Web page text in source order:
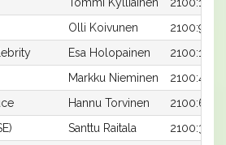
Olli Koivunen
2100:9
Esa Holopainen
2100:11
Markku Nieminen
2100:4
Hannu Torvinen
2100:6
Santtu Raitala
2100:3